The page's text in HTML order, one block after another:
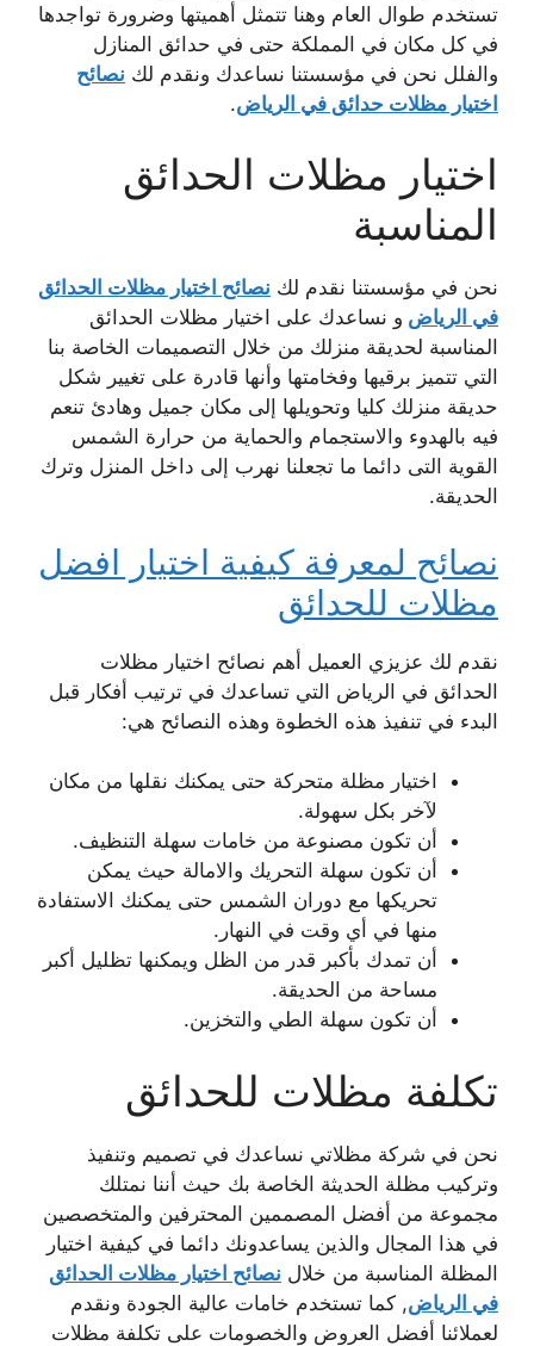
تستخدم طوال العام وهنا تتمثل أهميتها وضرورة تواجدها
في كل مكان في المملكة حتى في حدائق المنازل
والفلل نحن في مؤسستنا نساعدك ونقدم لك نصائح
اختيار مظلات حدائق في الرياض.
اختيار مظلات الحدائق
المناسبة
نحن في مؤسستنا نقدم لك نصائح اختيار مظلات الحدائق
في الرياض و نساعدك على اختيار مظلات الحدائق
المناسبة لحديقة منزلك من خلال التصميمات الخاصة بنا
التي تتميز برقيها وفخامتها وأنها قادرة على تغيير شكل
حديقة منزلك كليا وتحويلها إلى مكان جميل وهادئ تنعم
فيه بالهدوء والاستجمام والحماية من حرارة الشمس
القوية التى دائما ما تجعلنا نهرب إلى داخل المنزل وترك
الحديقة.
نصائح لمعرفة كيفية اختيار افضل
مظلات للحدائق
نقدم لك عزيزي العميل أهم نصائح اختيار مظلات
الحدائق في الرياض التي تساعدك في ترتيب أفكار قبل
البدء في تنفيذ هذه الخطوة وهذه النصائح هي:
اختيار مظلة متحركة حتى يمكنك نقلها من مكان
لآخر بكل سهولة.
أن تكون مصنوعة من خامات سهلة التنظيف.
أن تكون سهلة التحريك والامالة حيث يمكن
تحريكها مع دوران الشمس حتى يمكنك الاستفادة
منها في أي وقت في النهار.
أن تمدك بأكبر قدر من الظل ويمكنها تظليل أكبر
مساحة من الحديقة.
أن تكون سهلة الطي والتخزين.
تكلفة مظلات للحدائق
نحن في شركة مظلاتي نساعدك في تصميم وتنفيذ
وتركيب مظلة الحديثة الخاصة بك حيث أننا نمتلك
مجموعة من أفضل المصممين المحترفين والمتخصصين
في هذا المجال والذين يساعدونك دائما في كيفية اختيار
المظلة المناسبة من خلال نصائح اختيار مظلات الحدائق
في الرياض, كما تستخدم خامات عالية الجودة ونقدم
لعملائنا أفضل العروض والخصومات على تكلفة مظلات